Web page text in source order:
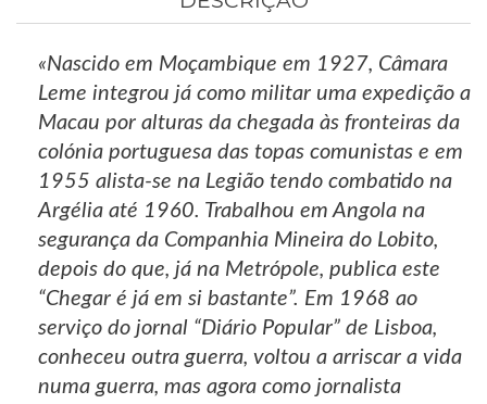
«Nascido em Moçambique em 1927, Câmara
Leme integrou já como militar uma expedição a
Macau por alturas da chegada às fronteiras da
colónia portuguesa das topas comunistas e em
1955 alista-se na Legião tendo combatido na
Argélia até 1960. Trabalhou em Angola na
segurança da Companhia Mineira do Lobito,
depois do que, já na Metrópole, publica este
“Chegar é já em si bastante”. Em 1968 ao
serviço do jornal “Diário Popular” de Lisboa,
conheceu outra guerra, voltou a arriscar a vida
numa guerra, mas agora como jornalista